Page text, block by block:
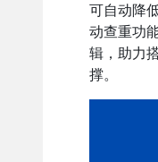
可自动降
动查重功
辑，助力
撑。